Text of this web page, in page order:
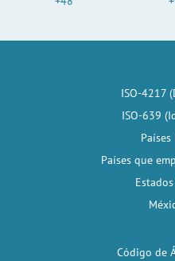
ISO-4217
ISO-639
Países
Países que
Estados
Código de